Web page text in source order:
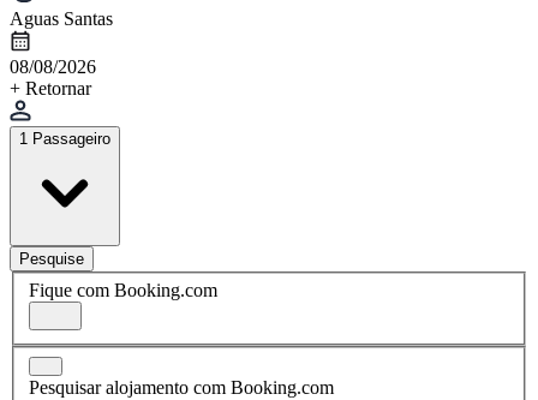
Aguas Santas
08/08/2026
+ Retornar
1 Passageiro
Pesquise
Fique com Booking.com
Pesquisar alojamento com Booking.com